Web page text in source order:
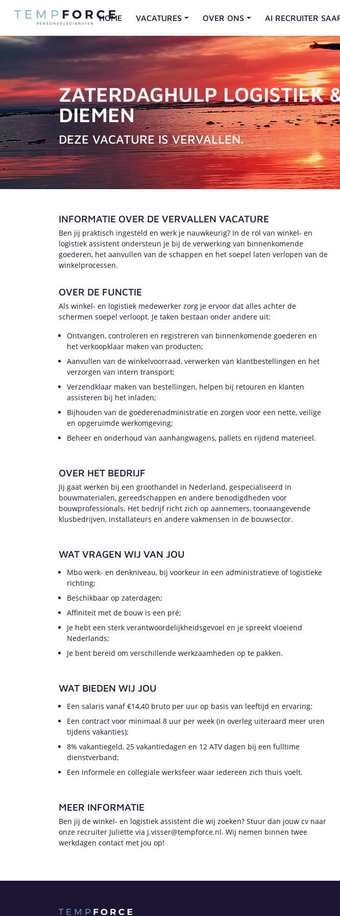
HOME VACATURES OVER ONS AI RECRUITER
ZATERDAGHULP
DIEMEN
DEZE VACATURE IS VERVALLEN.
INFORMATIE OVER DE VERVALLEN VACATURE
Ben jij praktisch ingesteld en werk je nauwkeurig? In de rol van winkel- en
logistiek assistent ondersteun je bij de verwerking van binnenkomende
goederen, het aanvullen van de schappen en het soepel laten verlopen van de
winkelprocessen.
OVER DE FUNCTIE
Als winkel- en logistiek medewerker zorg je ervoor dat alles achter de
schermen soepel verloopt. Je taken bestaan onder andere uit:
Ontvangen, controleren en registreren van binnenkomende goederen en
het verkoopklaar maken van producten;
Aanvullen van de winkelvoorraad, verwerken van klantbestellingen en het
verzorgen van intern transport;
Verzendklaar maken van bestellingen, helpen bij retouren en klanten
assisteren bij het inladen;
Bijhouden van de goederenadministratie en zorgen voor een nette, veilige
en opgeruimde werkomgeving;
Beheer en onderhoud van aanhangwagens, pallets en rijdend materieel.
OVER HET BEDRIJF
Jij gaat werken bij een groothandel in Nederland, gespecialiseerd in
bouwmaterialen, gereedschappen en andere benodigdheden voor
bouwprofessionals. Het bedrijf richt zich op aannemers, toonaangevende
klusbedrijven, installateurs en andere vakmensen in de bouwsector.
WAT VRAGEN WIJ VAN JOU
Mbo werk- en denkniveau, bij voorkeur in een administratieve of logistieke
richting;
Beschikbaar op zaterdagen;
Affiniteit met de bouw is een pré;
Je hebt een sterk verantwoordelijkheidsgevoel en je spreekt vloeiend
Nederlands;
Je bent bereid om verschillende werkzaamheden op te pakken.
WAT BIEDEN WIJ JOU
Een salaris vanaf €14,40 bruto per uur op basis van leeftijd en ervaring;
Een contract voor minimaal 8 uur per week (in overleg uiteraard meer uren
tijdens vakanties);
8% vakantiegeld, 25 vakantiedagen en 12 ATV dagen bij een fulltime
dienstverband;
Een informele en collegiale werksfeer waar iedereen zich thuis voelt.
MEER INFORMATIE
Ben jij de winkel- en logistiek assistent die wij zoeken? Stuur dan jouw cv naar
onze recruiter Juliëtte via j.visser@tempforce.nl. Wij nemen binnen twee
werkdagen contact met jou op!